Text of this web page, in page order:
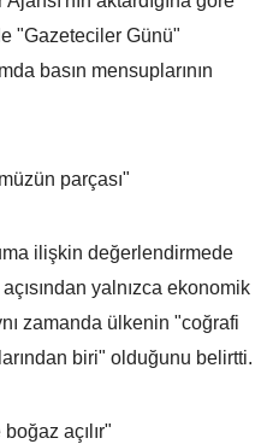
"Gazeteciler Günü"
basın mensuplarının
parçası"
ilişkin değerlendirmede
yalnızca ekonomik
zamanda ülkenin "coğrafi
biri" olduğunu belirtti.
açılır"